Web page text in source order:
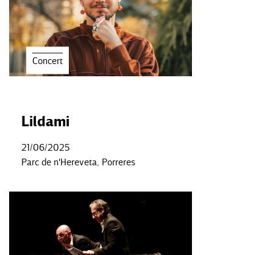
Concert
Lildami
21/06/2025
Parc de n'Hereveta, Porreres